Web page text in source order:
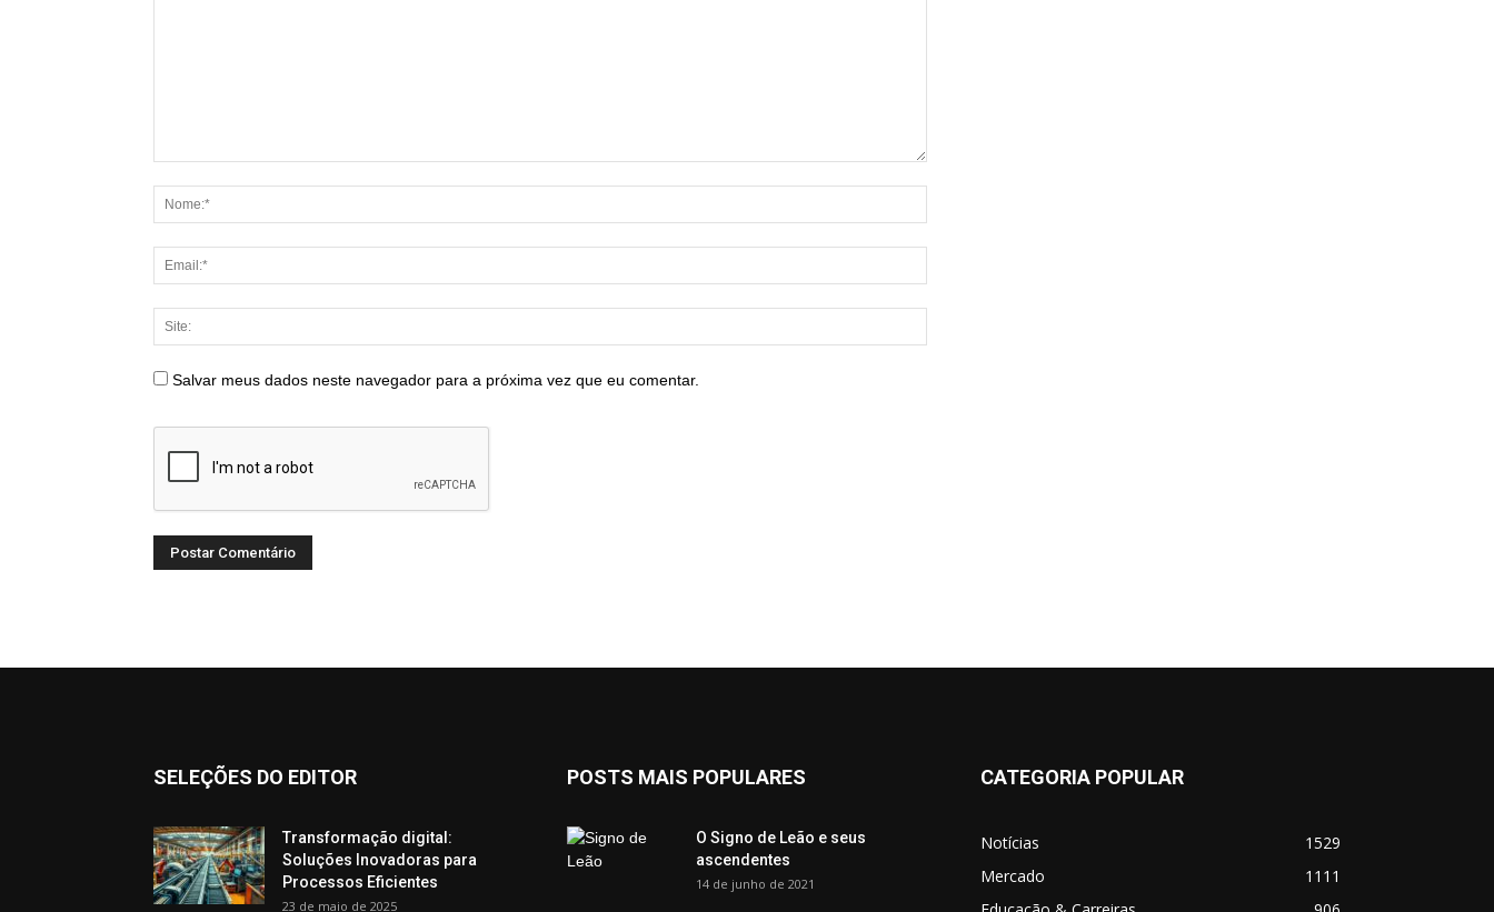
Salvar meus dados neste navegador para a próxima vez que eu comentar.
SELEÇÕES DO EDITOR
Transformação digital:
Soluções Inovadoras para
Processos Eficientes
23 de maio de 2025
POSTS MAIS POPULARES
O Signo de Leão e seus
ascendentes
14 de junho de 2021
CATEGORIA POPULAR
Notícias
1529
Mercado
1111